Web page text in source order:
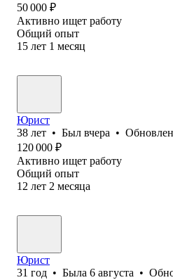
50 000 ₽
Активно ищет работу
Общий опыт
15 лет 1 месяц
Юрист
38 лет • Был вчера •
120 000 ₽
Активно ищет работу
Общий опыт
12 лет 2 месяца
Юрист
31 год • Была 6 августа •